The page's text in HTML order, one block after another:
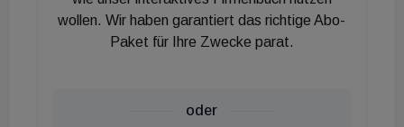
Höfen entstehen, die für natürliches Licht im Inneren
des Ensembles sorgen. Modernste Infrastruktur für
wollen. Wir haben garantiert das richtige Abo-
Paket für Ihre Zwecke parat.
oder